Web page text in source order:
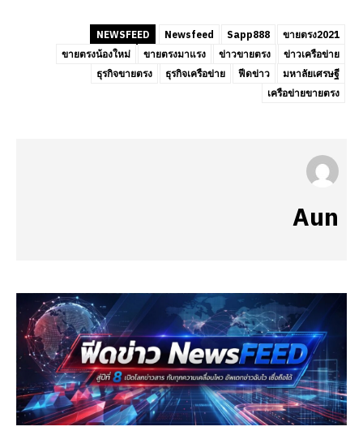
NEWSFEED Newsfeed Sapp888
ขายตรง2021
ขายตรงน้องใหม่
ขายตรงมาแรง ข่าวขายตรง
ข่าวเครือข่าย
ธุรกิจขายตรง
ธุรกิจเครือข่าย ฟีดข่าว
มหาลัยเศรษฐี
เครือข่ายขายตรง
Aun